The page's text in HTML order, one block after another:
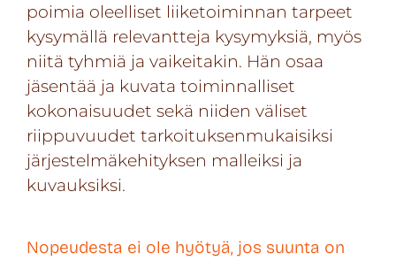
poimia oleelliset liiketoiminnan tarpeet
kysymällä relevantteja kysymyksiä, myös
niitä tyhmiä ja vaikeitakin. Hän osaa
jäsentää ja kuvata toiminnalliset
kokonaisuudet sekä niiden väliset
riippuvuudet tarkoituksenmukaisiksi
järjestelmäkehityksen malleiksi ja
kuvauksiksi.
Nopeudesta ei ole hyötyä, jos suunta on